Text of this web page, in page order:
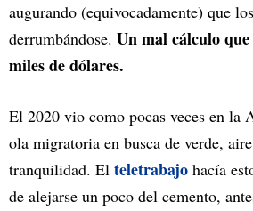
augurando (equivocadamente) que
derrumbándose. Un mal cálculo
miles de dólares.
El 2020 vio como pocas veces en la
ola migratoria en busca de verde,
tranquilidad. El teletrabajo hacía
de alejarse un poco del cemento,